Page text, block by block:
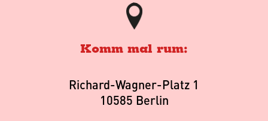
Komm mal rum:
Richard-Wagner-Platz 1
10585 Berlin